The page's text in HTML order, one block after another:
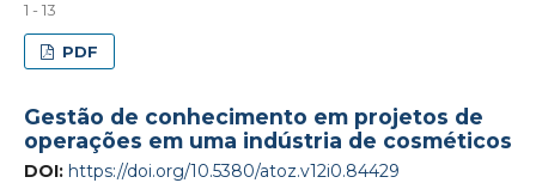
1 - 13
PDF
Gestão de conhecimento em projetos de
operações em uma indústria de cosméticos
DOI: https://doi.org/10.5380/atoz.v12i0.84429